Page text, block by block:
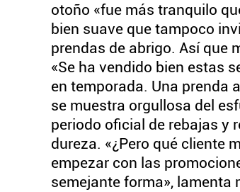
otoño «fue más tranquilo
bien suave que tampoco
prendas de abrigo. Así que
«Se ha vendido bien estas
en temporada. Una prenda
se muestra orgullosa del
periodo oficial de rebajas y
dureza. «¿Pero qué cliente
empezar con las
semejante forma», lamenta